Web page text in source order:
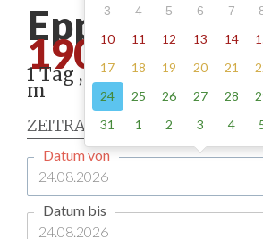
Eppelborn -
190.00
1 Tag , Stellung gemäß
m
ZEITRAUM
Datum von
Datum bis
3
4 5 6 7
10
11 12 13 14
17
18 19 20 21
24
25 26 27 28
31
1 2 3 4